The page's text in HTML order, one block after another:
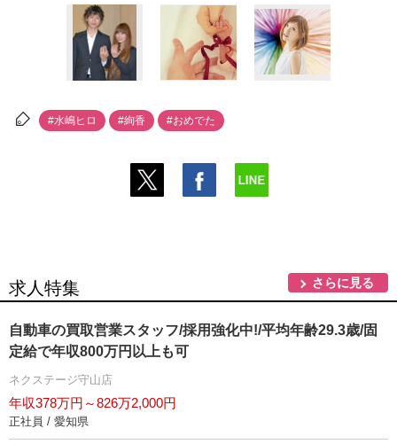
#水嶋ヒロ #絢香 #おめでた
求人特集 さらに見る
自動車の買取営業スタッフ/採用強化中!/平均年齢29.3歳/固
定給で年収800万円以上も可
ネクステージ守山店
年収378万円～826万2,000円
正社員 / 愛知県